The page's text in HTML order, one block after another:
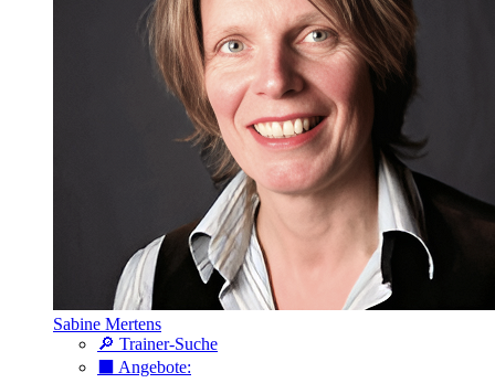
Sabine Mertens
🔎 Trainer-Suche
⬛️ Angebote: